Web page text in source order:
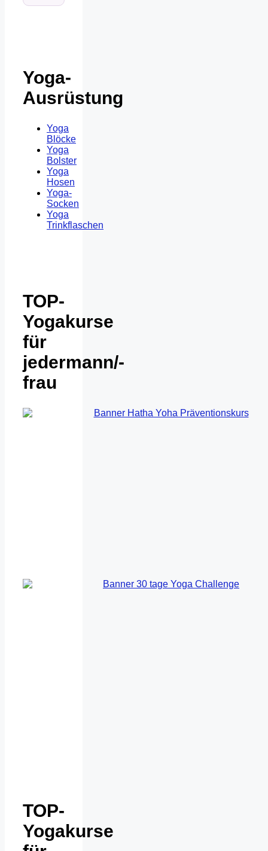
Yoga-
Ausrüstung
Yoga
Blöcke
Yoga
Bolster
Yoga
Hosen
Yoga-
Socken
Yoga
Trinkflaschen
TOP-
Yogakurse
für
jedermann/-
frau
TOP-
Yogakurse